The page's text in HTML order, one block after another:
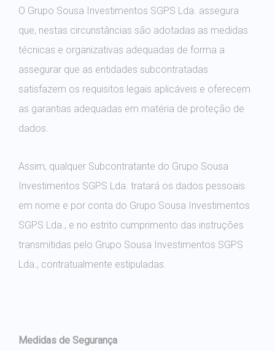
O Grupo Sousa Investimentos SGPS Lda. assegura
que, nestas circunstâncias são adotadas as medidas
técnicas e organizativas adequadas de forma a
assegurar que as entidades subcontratadas
satisfazem os requisitos legais aplicáveis e oferecem
as garantias adequadas em matéria de proteção de
dados.
Assim, qualquer Subcontratante do Grupo Sousa
Investimentos SGPS Lda. tratará os dados pessoais
em nome e por conta do Grupo Sousa Investimentos
SGPS Lda., e no estrito cumprimento das instruções
transmitidas pelo Grupo Sousa Investimentos SGPS
Lda., contratualmente estipuladas.
Medidas de Segurança